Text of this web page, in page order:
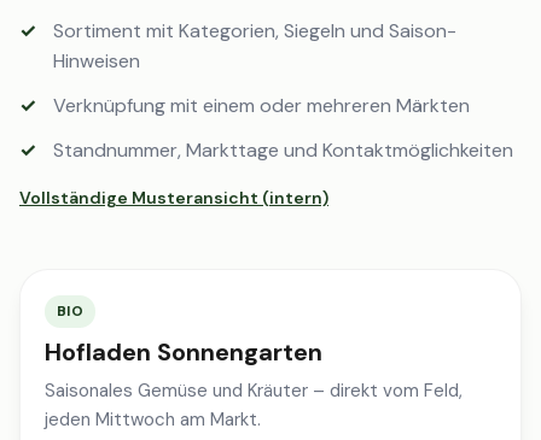
Sortiment mit Kategorien, Siegeln und Saison-
Hinweisen
Verknüpfung mit einem oder mehreren Märkten
Standnummer, Markttage und Kontaktmöglichkeiten
Vollständige Musteransicht (intern)
BIO
Hofladen Sonnengarten
Saisonales Gemüse und Kräuter – direkt vom Feld,
jeden Mittwoch am Markt.